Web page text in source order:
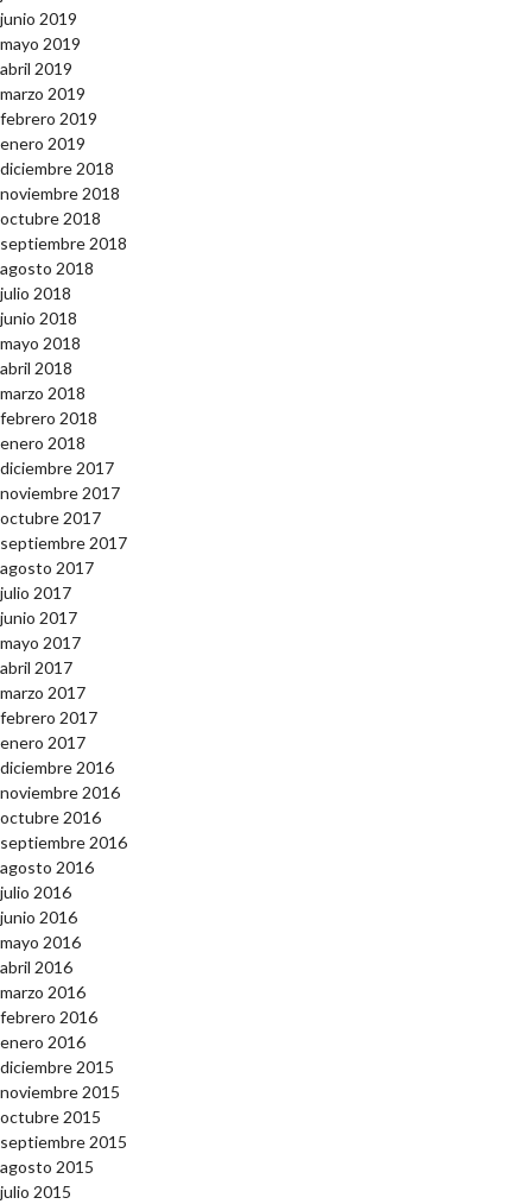
junio 2019
mayo 2019
abril 2019
marzo 2019
febrero 2019
enero 2019
diciembre 2018
noviembre 2018
octubre 2018
septiembre 2018
agosto 2018
julio 2018
junio 2018
mayo 2018
abril 2018
marzo 2018
febrero 2018
enero 2018
diciembre 2017
noviembre 2017
octubre 2017
septiembre 2017
agosto 2017
julio 2017
junio 2017
mayo 2017
abril 2017
marzo 2017
febrero 2017
enero 2017
diciembre 2016
noviembre 2016
octubre 2016
septiembre 2016
agosto 2016
julio 2016
junio 2016
mayo 2016
abril 2016
marzo 2016
febrero 2016
enero 2016
diciembre 2015
noviembre 2015
octubre 2015
septiembre 2015
agosto 2015
julio 2015